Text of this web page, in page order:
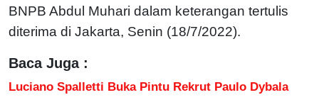
BNPB Abdul Muhari dalam keterangan tertulis
diterima di Jakarta, Senin (18/7/2022).
Baca Juga :
Luciano Spalletti Buka Pintu Rekrut Paulo Dybala